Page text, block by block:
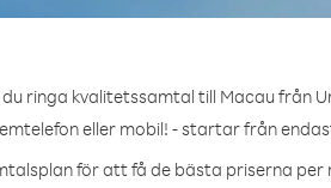
du ringa kvalitetssamtal till Macau från
eller mobil! - startar från
för att få de bästa priserna per